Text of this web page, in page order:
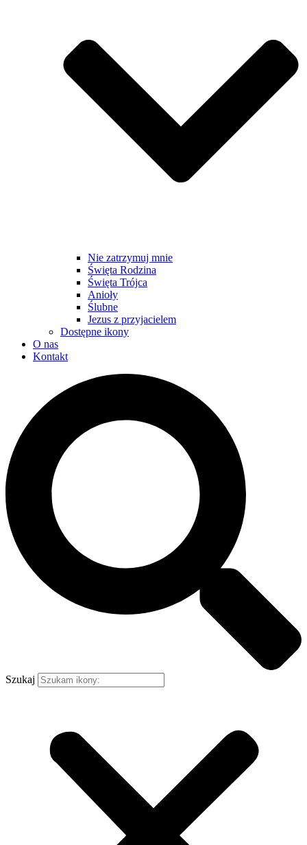
Nie zatrzymuj mnie
Święta Rodzina
Święta Trójca
Anioły
Ślubne
Jezus z przyjacielem
Dostępne ikony
O nas
Kontakt
Szukaj